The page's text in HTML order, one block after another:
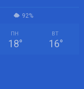
92%
ПН
18°
ВТ
16°